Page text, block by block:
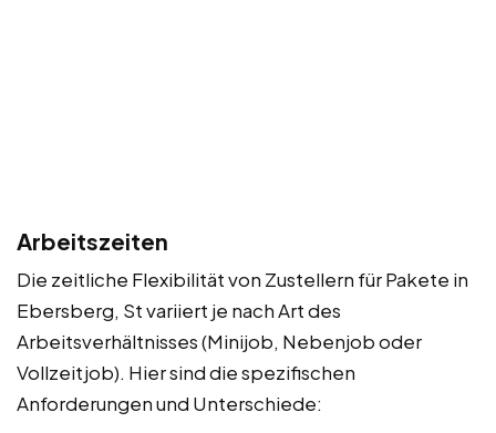
Arbeitszeiten
Die zeitliche Flexibilität von Zustellern für Pakete in
Ebersberg, St variiert je nach Art des
Arbeitsverhältnisses (Minijob, Nebenjob oder
Vollzeitjob). Hier sind die spezifischen
Anforderungen und Unterschiede: